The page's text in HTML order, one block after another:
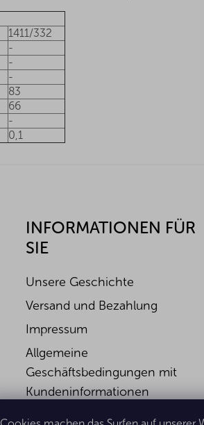
1411/332
-
-
-
83
66
-
0,1
INFORMATIONEN FÜR
SIE
Unsere Geschichte
Versand und Bezahlung
Impressum
Allgemeine
Geschäftsbedingungen mit
Kundeninformationen
Widerrufsbelehrung &